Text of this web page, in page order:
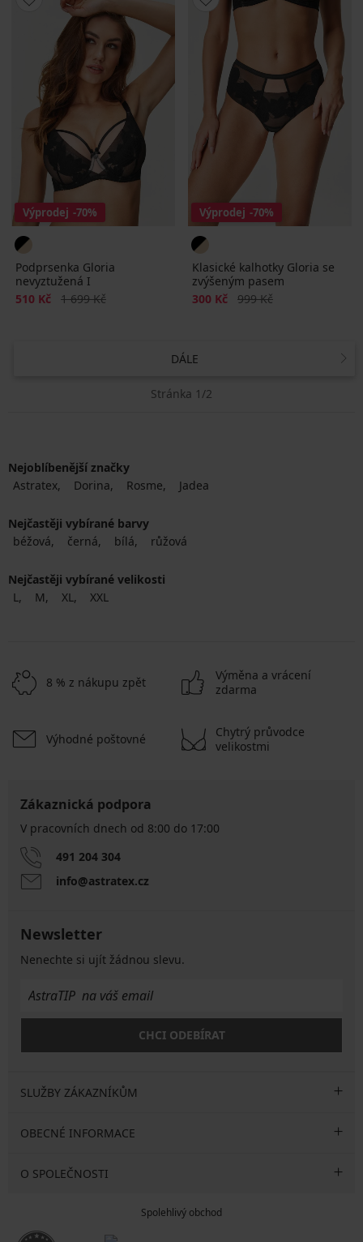
Výprodej -70%
Podprsenka Gloria
nevyztužená I
Sleva
510 Kč Původní cena
1 699 Kč
Výprodej -70%
Klasické kalhotky Gloria se
zvýšeným pasem
Sleva
300 Kč Původní cena
999 Kč
DÁLE
Stránka 1/2
Nejoblíbenější značky
Astratex
Dorina Rosme Jadea
Nejčastěji vybírané barvy
béžová
černá bílá růžová
Nejčastěji vybírané velikosti
L
M XL XXL
8 % z nákupu zpět
Výměna a vrácení
zdarma
Výhodné poštovné
Chytrý průvodce
velikostmi
Zákaznická podpora
V pracovních dnech od 8:00 do 17:00
491 204 304
info@astratex.cz
Newsletter
Nenechte si ujít žádnou slevu.
CHCI ODEBÍRAT
SLUŽBY ZÁKAZNÍKŮM
OBECNÉ INFORMACE
O SPOLEČNOSTI
Spolehlivý obchod